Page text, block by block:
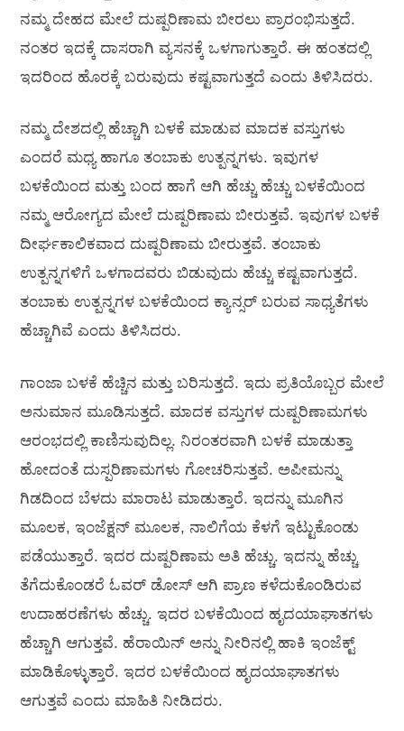
ನಮ್ಮ ದೇಹದ ಮೇಲೆ ದುಷ್ಪರಿಣಾಮ ಬೀರಲು ಪ್ರಾರಂಭಿಸುತ್ತದೆ.
ನಂತರ ಇದಕ್ಕೆ ದಾಸರಾಗಿ ವ್ಯಸನಕ್ಕೆ ಒಳಗಾಗುತ್ತಾರೆ. ಈ ಹಂತದಲ್ಲಿ
ಇದರಿಂದ ಹೊರಕ್ಕೆ ಬರುವುದು ಕಷ್ಟವಾಗುತ್ತದೆ ಎಂದು ತಿಳಿಸಿದರು.
ನಮ್ಮ ದೇಶದಲ್ಲಿ ಹೆಚ್ಚಾಗಿ ಬಳಕೆ ಮಾಡುವ ಮಾದಕ ವಸ್ತುಗಳು
ಎಂದರೆ ಮಧ್ಯ ಹಾಗೂ ತಂಬಾಕು ಉತ್ಪನ್ನಗಳು. ಇವುಗಳ
ಬಳಕೆಯಿಂದ ಮತ್ತು ಬಂದ ಹಾಗೆ ಆಗಿ ಹೆಚ್ಚು ಹೆಚ್ಚು ಬಳಕೆಯಿಂದ
ನಮ್ಮ ಆರೋಗ್ಯದ ಮೇಲೆ ದುಷ್ಪರಿಣಾಮ ಬೀರುತ್ತವೆ. ಇವುಗಳ ಬಳಕೆ
ದೀರ್ಘಕಾಲಿಕವಾದ ದುಷ್ಪರಿಣಾಮ ಬೀರುತ್ತವೆ. ತಂಬಾಕು
ಉತ್ಪನ್ನಗಳಿಗೆ ಒಳಗಾದವರು ಬಿಡುವುದು ಹೆಚ್ಚು ಕಷ್ಟವಾಗುತ್ತದೆ.
ತಂಬಾಕು ಉತ್ಪನ್ನಗಳ ಬಳಕೆಯಿಂದ ಕ್ಯಾನ್ಸರ್ ಬರುವ ಸಾಧ್ಯತೆಗಳು
ಹೆಚ್ಚಾಗಿವೆ ಎಂದು ತಿಳಿಸಿದರು.
ಗಾಂಜಾ ಬಳಕೆ ಹೆಚ್ಚಿನ ಮತ್ತು ಬರಿಸುತ್ತದೆ. ಇದು ಪ್ರತಿಯೊಬ್ಬರ ಮೇಲೆ
ಅನುಮಾನ ಮೂಡಿಸುತ್ತದೆ. ಮಾದಕ ವಸ್ತುಗಳ ದುಷ್ಪರಿಣಾಮಗಳು
ಆರಂಭದಲ್ಲಿ ಕಾಣಿಸುವುದಿಲ್ಲ. ನಿರಂತರವಾಗಿ ಬಳಕೆ ಮಾಡುತ್ತಾ
ಹೋದಂತೆ ದುಸ್ಪರಿಣಾಮಗಳು ಗೋಚರಿಸುತ್ತವೆ. ಅಪೀಮನ್ನು
ಗಿಡದಿಂದ ಬೆಳದು ಮಾರಾಟ ಮಾಡುತ್ತಾರೆ. ಇದನ್ನು ಮೂಗಿನ
ಮೂಲಕ, ಇಂಜೆಕ್ಷನ್ ಮೂಲಕ, ನಾಲಿಗೆಯ ಕೆಳಗೆ ಇಟ್ಟುಕೊಂಡು
ಪಡೆಯುತ್ತಾರೆ. ಇದರ ದುಷ್ಪರಿಣಾಮ ಅತಿ ಹೆಚ್ಚು. ಇದನ್ನು ಹೆಚ್ಚು
ತೆಗೆದುಕೊಂಡರೆ ಓವರ್ ಡೋಸ್ ಆಗಿ ಪ್ರಾಣ ಕಳೆದುಕೊಂಡಿರುವ
ಉದಾಹರಣೆಗಳು ಹೆಚ್ಚು. ಇದರ ಬಳಕೆಯಿಂದ ಹೃದಯಾಘಾತಗಳು
ಹೆಚ್ಚಾಗಿ ಆಗುತ್ತವೆ. ಹೆರಾಯಿನ್ ಅನ್ನು ನೀರಿನಲ್ಲಿ ಹಾಕಿ ಇಂಜೆಕ್ಟ್
ಮಾಡಿಕೊಳ್ಳುತ್ತಾರೆ. ಇದರ ಬಳಕೆಯಿಂದ ಹೃದಯಾಘಾತಗಳು
ಆಗುತ್ತವೆ ಎಂದು ಮಾಹಿತಿ ನೀಡಿದರು.